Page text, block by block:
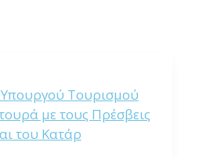
Υπουργού Τουρισμού
με τους Πρέσβεις
του Κατάρ